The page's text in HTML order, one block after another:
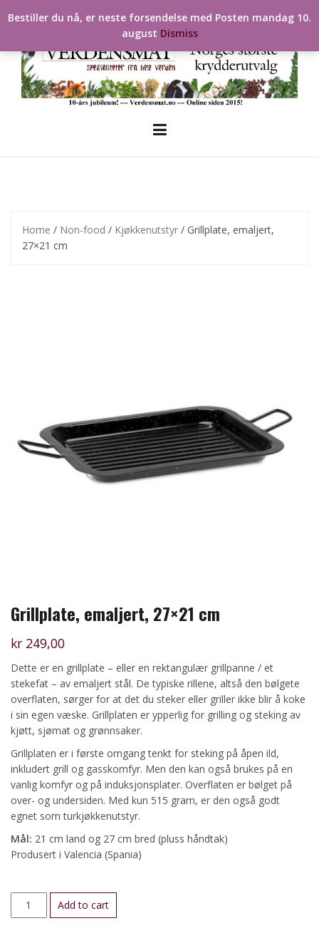
to
Home / Non-food / Kjøkkenutstyr / Grillplate, emaljert,
27×21 cm
Grillplate, emaljert, 27×21 cm
kr 249,00
Dette er en grillplate – eller en rektangulær grillpanne / et
stekefat – av emaljert stål. De typiske rillene, altså den bølgete
overflaten, sørger for at det du steker eller griller ikke blir å koke
i sin egen væske. Grillplaten er ypperlig for grilling og steking av
kjøtt, sjømat og grønnsaker.
Grillplaten er i første omgang tenkt for steking på åpen ild,
inkludert grill og gasskomfyr. Men den kan også brukes på en
vanlig komfyr og på induksjonsplater. Overflaten er bølget på
over- og undersiden. Med kun 515 gram, er den også godt
egnet som turkjøkkenutstyr.
Mål: 21 cm land og 27 cm bred (pluss håndtak)
Produsert i Valencia (Spania)
Grillplate,
emaljert,
Add to cart
Bestiller du nå, er neste forsendelse med Posten mandag 10.
august Dismiss